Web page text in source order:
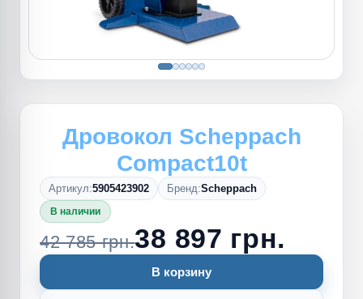
Дровокол Scheppach
Compact10t
Артикул:5905423902 Бренд:Scheppach
В наличии
42 785 грн.38 897 грн.
В корзину